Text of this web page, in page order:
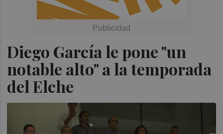
Diego García le pone "un
notable alto" a la temporada
del Elche